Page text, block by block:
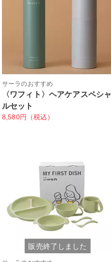
サーラのおすすめ
〈ワフィト〉ヘアケアスペシャ
ルセット
8,580円（税込）
販売終了しました